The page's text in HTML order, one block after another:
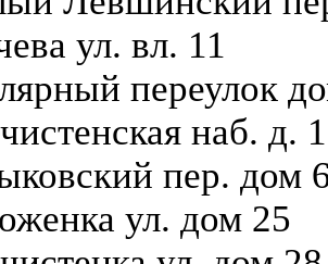
ул. вл. 11
переулок
наб. д.
пер. дом
ул. дом 25